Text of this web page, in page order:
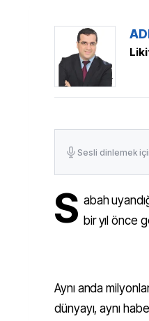
Sesli dinlemek
S abah
bir yıl önce
Aynı anda
dünyayı, aynı